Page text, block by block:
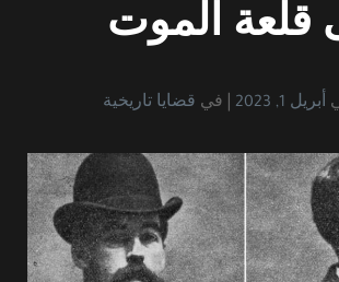
قلعة الموت
أبريل 1, 2023 في قضايا تاريخية